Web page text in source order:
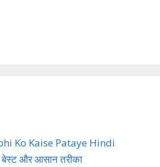
Ko Kaise Pataye Hindi
और आसान तरीका